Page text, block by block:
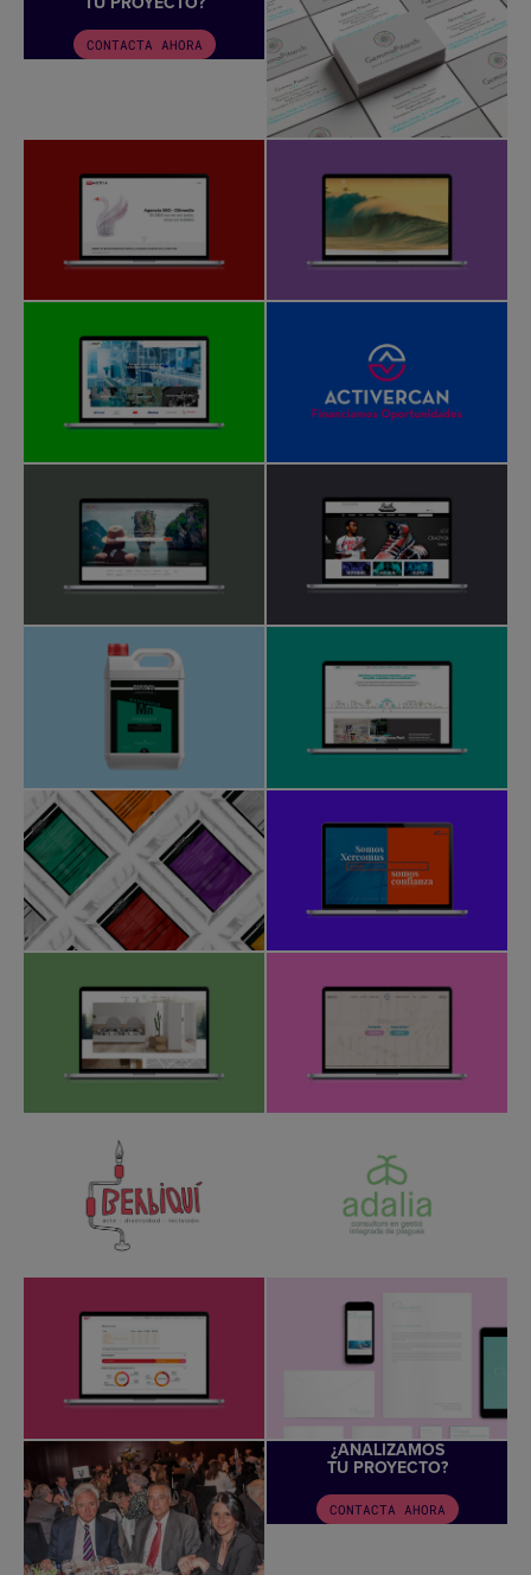
CONTACTA AHORA
¿ANALIZAMOS
TU PROYECTO?
CONTACTA AHORA